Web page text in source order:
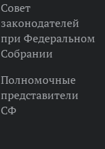
Совет
законодателей
при Федеральном
Собрании
Полномочные
представители
СФ